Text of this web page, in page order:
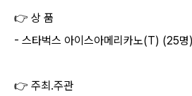
👉 상 품
- 스타벅스 아이스아메리카노(T) (25명)
👉 주최 .주관